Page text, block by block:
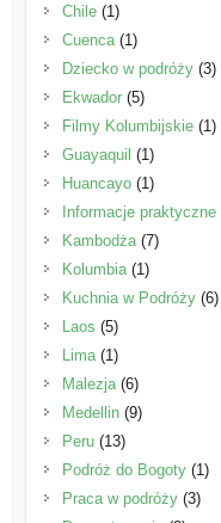
Chile(1)
Cuenca(1)
Dziecko w podróży(3)
Ekwador(5)
Filmy Kolumbijskie(1)
Guayaquil (1)
Huancayo(1)
Informacje praktyczne
Kambodża(7)
Kolumbia(1)
Kuchnia w Podróży(6)
Laos (5)
Lima(1)
Malezja(6)
Medellin(9)
Peru(13)
Podróż do Bogoty(1)
Praca w podróży(3)